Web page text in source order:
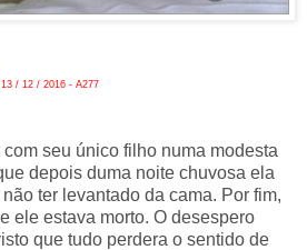
/ 12 / 2016 - A277
seu único filho numa modesta
depois duma noite chuvosa ela
ter levantado da cama. Por fim,
ele estava morto. O desespero
que tudo perdera o sentido de